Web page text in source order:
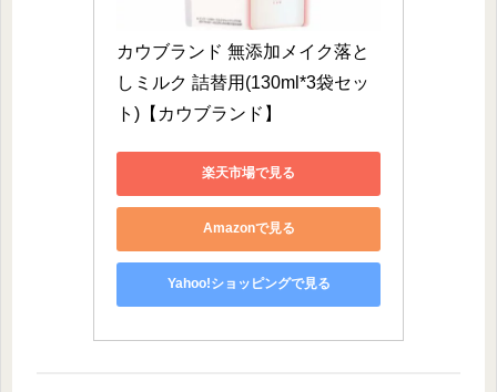
カウブランド 無添加メイク落と
しミルク 詰替用(130ml*3袋セッ
ト)【カウブランド】
楽天市場で見る
Amazonで見る
Yahoo!ショッピングで見る